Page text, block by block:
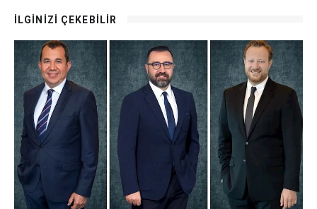
İLGİNİZİ ÇEKEBİLİR